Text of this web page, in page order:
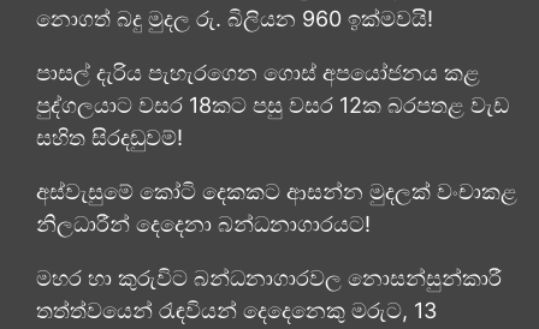
නොගත් බදු මුදල රු. බිලියන 960 ඉක්මවයි!
පාසල් දැරිය පැහැරගෙන ගොස් අපයෝජනය කළ
පුද්ගලයාට වසර 18කට පසු වසර 12ක බරපතළ වැඩ
සහිත සිරදඬුවම්!
අස්වැසුමේ කෝටි දෙකකට ආසන්න මුදලක් වංචාකළ
නිලධාරීන් දෙදෙනා බන්ධනාගාරයට!
මහර හා කුරුවිට බන්ධනාගාරවල නොසන්සුන්කාරී
තත්ත්වයෙන් රැඳවියන් දෙදෙනෙකු මරුට, 13